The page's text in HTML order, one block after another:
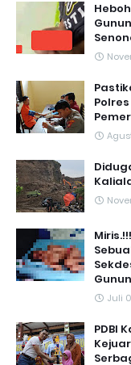
Juli
PDBI